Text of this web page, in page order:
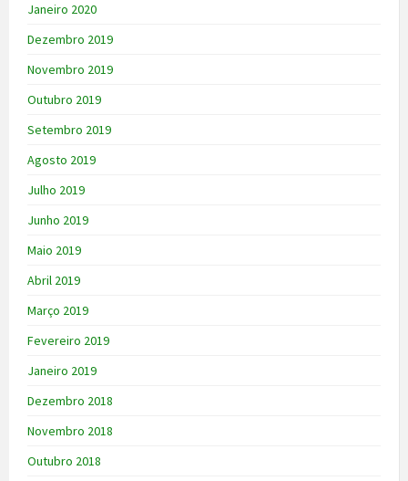
Janeiro 2020
Dezembro 2019
Novembro 2019
Outubro 2019
Setembro 2019
Agosto 2019
Julho 2019
Junho 2019
Maio 2019
Abril 2019
Março 2019
Fevereiro 2019
Janeiro 2019
Dezembro 2018
Novembro 2018
Outubro 2018